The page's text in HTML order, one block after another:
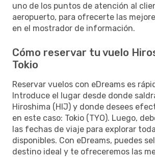
uno de los puntos de atención al
aeropuerto, para ofrecerte las
en el mostrador de información.
Cómo reservar tu vuelo
Tokio
Reservar vuelos con eDreams es
Introduce el lugar desde donde
Hiroshima (HIJ) y donde desees
en este caso: Tokio (TYO). Luego,
las fechas de viaje para explorar
disponibles. Con eDreams, puedes
destino ideal y te ofreceremos las